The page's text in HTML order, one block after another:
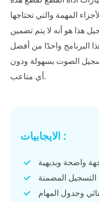
المهمة والتي تحتاجها
هذا هو أنه لا يتم تضمين
البرنامج واحدًا من أفضل
الصوت بسهولة ودون
أي متاعب.
الايجابيات :
واضحة وبديهية
التسجيل المضمنة
وجدول المهام